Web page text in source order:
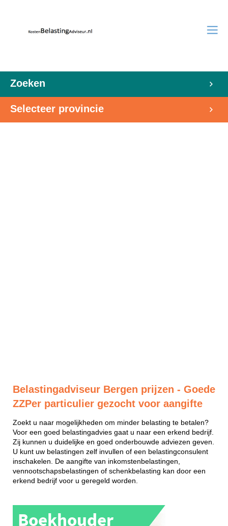
Zoeken
Selecteer provincie
Belastingadviseur Bergen prijzen - Goede
ZZPer particulier gezocht voor aangifte
Zoekt u naar mogelijkheden om minder belasting te betalen?
Voor een goed belastingadvies gaat u naar een erkend bedrijf.
Zij kunnen u duidelijke en goed onderbouwde adviezen geven.
U kunt uw belastingen zelf invullen of een belastingconsulent
inschakelen. De aangifte van inkomstenbelastingen,
vennootschapsbelastingen of schenkbelasting kan door een
erkend bedrijf voor u geregeld worden.